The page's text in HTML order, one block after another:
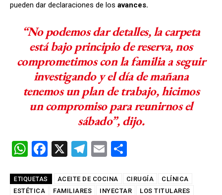
pueden dar declaraciones de los avances.
“No podemos dar detalles, la carpeta
está bajo principio de reserva, nos
comprometimos con la familia a seguir
investigando y el día de mañana
tenemos un plan de trabajo, hicimos
un compromiso para reunirnos el
sábado”, dijo.
W
at
F
ce
X
T
e
E
ail m
ETIQUETAS ACEITE DE COCINA CIRUGÍA
CLÍNICA
ESTÉTICA
FAMILIARES INYECTAR LOS TITULARES